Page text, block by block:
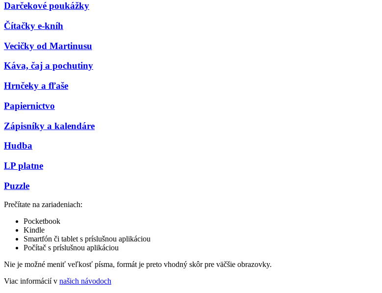
Darčekové poukážky
Čítačky e-kníh
Vecičky od Martinusu
Káva, čaj a pochutiny
Hrnčeky a fľaše
Papiernictvo
Zápisníky a kalendáre
Hudba
LP platne
Puzzle
Prečítate na zariadeniach:
Pocketbook
Kindle
Smartfón či tablet s príslušnou aplikáciou
Počítač s príslušnou aplikáciou
Nie je možné meniť veľkosť písma, formát je preto vhodný skôr pre väčšie obrazovky.
Viac informácií v našich návodoch